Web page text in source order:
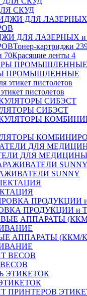
СКУД
ДЛЯ ЛАЗЕРНЫХ
Тонер-картриджи
70Красящие ленты 4
ПРОМЫШЛЕННЫЕ
пистолетов
СИБЭСТ
ДЛЯ
SUNNY
ПРОДУКЦИИ и
АППАРАТЫ (ККМ/